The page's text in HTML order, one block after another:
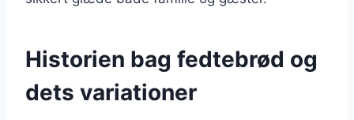
Historien bag fedtebrød og
dets variationer